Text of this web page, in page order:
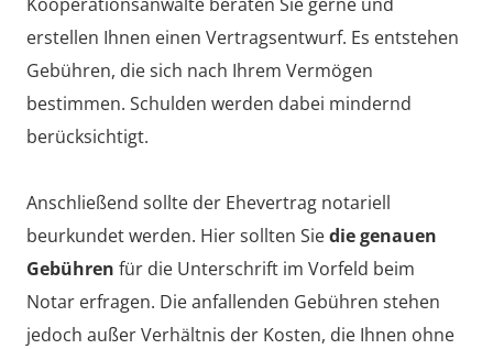
erstellen Ihnen einen Vertragsentwurf. Es entstehen
Gebühren, die sich nach Ihrem Vermögen
bestimmen. Schulden werden dabei mindernd
berücksichtigt.
Anschließend sollte der Ehevertrag notariell
beurkundet werden. Hier sollten Siedie genauen
Gebühren für die Unterschrift im Vorfeld beim
Notar erfragen. Die anfallenden Gebühren stehen
jedoch außer Verhältnis der Kosten, die Ihnen ohne